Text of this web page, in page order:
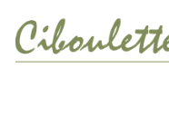
contenido